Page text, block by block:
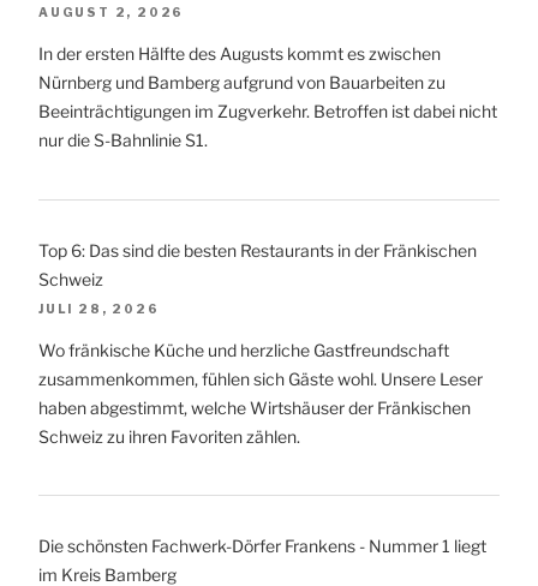
AUGUST 2, 2026
In der ersten Hälfte des Augusts kommt es zwischen
Nürnberg und Bamberg aufgrund von Bauarbeiten zu
Beeinträchtigungen im Zugverkehr. Betroffen ist dabei nicht
nur die S-Bahnlinie S1.
Top 6: Das sind die besten Restaurants in der Fränkischen
Schweiz
JULI 28, 2026
Wo fränkische Küche und herzliche Gastfreundschaft
zusammenkommen, fühlen sich Gäste wohl. Unsere Leser
haben abgestimmt, welche Wirtshäuser der Fränkischen
Schweiz zu ihren Favoriten zählen.
Die schönsten Fachwerk-Dörfer Frankens - Nummer 1 liegt
im Kreis Bamberg